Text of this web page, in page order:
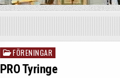
Posted
in
FÖRENINGAR
PRO Tyringe